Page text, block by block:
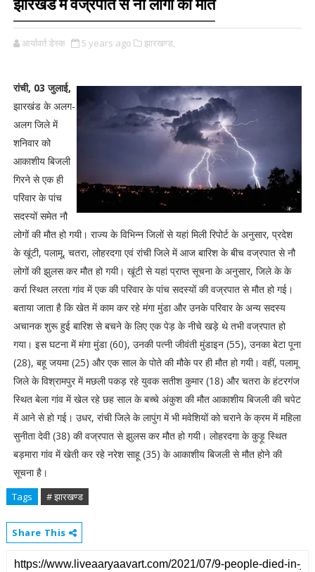
झारखंड में वज्रपात से नौ लोगों की मौत
आर्यावर्त डेस्क 5 years ago झारखण्ड,
रांची, 03 जुलाई,
झारखंड के अलग-
अलग जिले में
शनिवार को
आकाशीय बिजली
गिरने से एक ही
परिवार के पांच
सदस्यों समेत नौ
लोगों की मौत हो गयी। राज्य के विभिन्न जिलों से यहां मिली रिपोर्ट के अनुसार, प्रदेश
के खूंटी, पलामू, चतरा, लोहरदगा एवं रांची जिले में आज बारिश के बीच वज्रपात से नौ
लोगों की झुलस कर मौत हो गयी। खूंटी से यहां प्राप्त सूचना के अनुसार, जिले के के
कर्रा स्थित लरता गांव में एक की परिवार के पांच सदस्यों की वज्रपात से मौत हो गई।
बताया जाता है कि खेत में काम कर रहे मंगा मुंडा और उनके परिवार के अन्य सदस्य
अचानक शुरू हुई बारिश से बचने के लिए एक पेड़ के नीचे खड़े थे तभी वज्रपात हो
गया। इस घटना में मंगा मुंडा (60), उनकी पत्नी जीवंती मुंडाइन (55), उनका बेटा पूना
(28), बहू जयमा (25) और एक साल के पोते की मौके पर ही मौत हो गयी। वहीं, पलामू
जिले के विश्रामपुर में मछली पकड़ रहे युवक सतीश कुमार (18) और चतरा के हंटरगंज
स्थित बेला गांव में खेल रहे छह साल के बच्चे अंकुश की मौत आकाशीय बिजली की चपेट
में आने से हो गई। उधर, रांची जिले के लापुंग में भी मवेशियों को चराने के क्रम में महिला
सुनीता देवी (38) की वज्रपात से झुलस कर मौत हो गयी। लोहरदगा के कुड़ू स्थित
बड़मारा गांव में खेती कर रहे नरेश साहू (35) के आकाशीय बिजली से मौत होने की
सूचना है।
Tags # झारखण्ड
Share This